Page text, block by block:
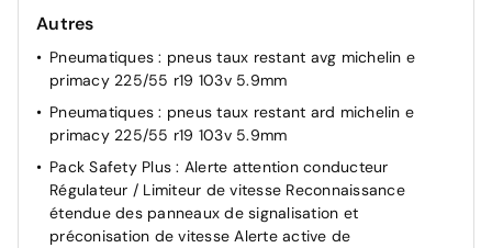
Frein de stationnement électrique
Contrôle de traction
Autres
Pneumatiques : pneus taux restant avg michelin e
primacy 225/55 r19 103v 5.9mm
Pneumatiques : pneus taux restant ard michelin e
primacy 225/55 r19 103v 5.9mm
Pack Safety Plus : Alerte attention conducteur
Régulateur / Limiteur de vitesse Reconnaissance
étendue des panneaux de signalisation et
préconisation de vitesse Alerte active de